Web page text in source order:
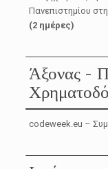
Πανεπιστημίου
(2 ημέρες)
Άξονας -
codeweek.eu –